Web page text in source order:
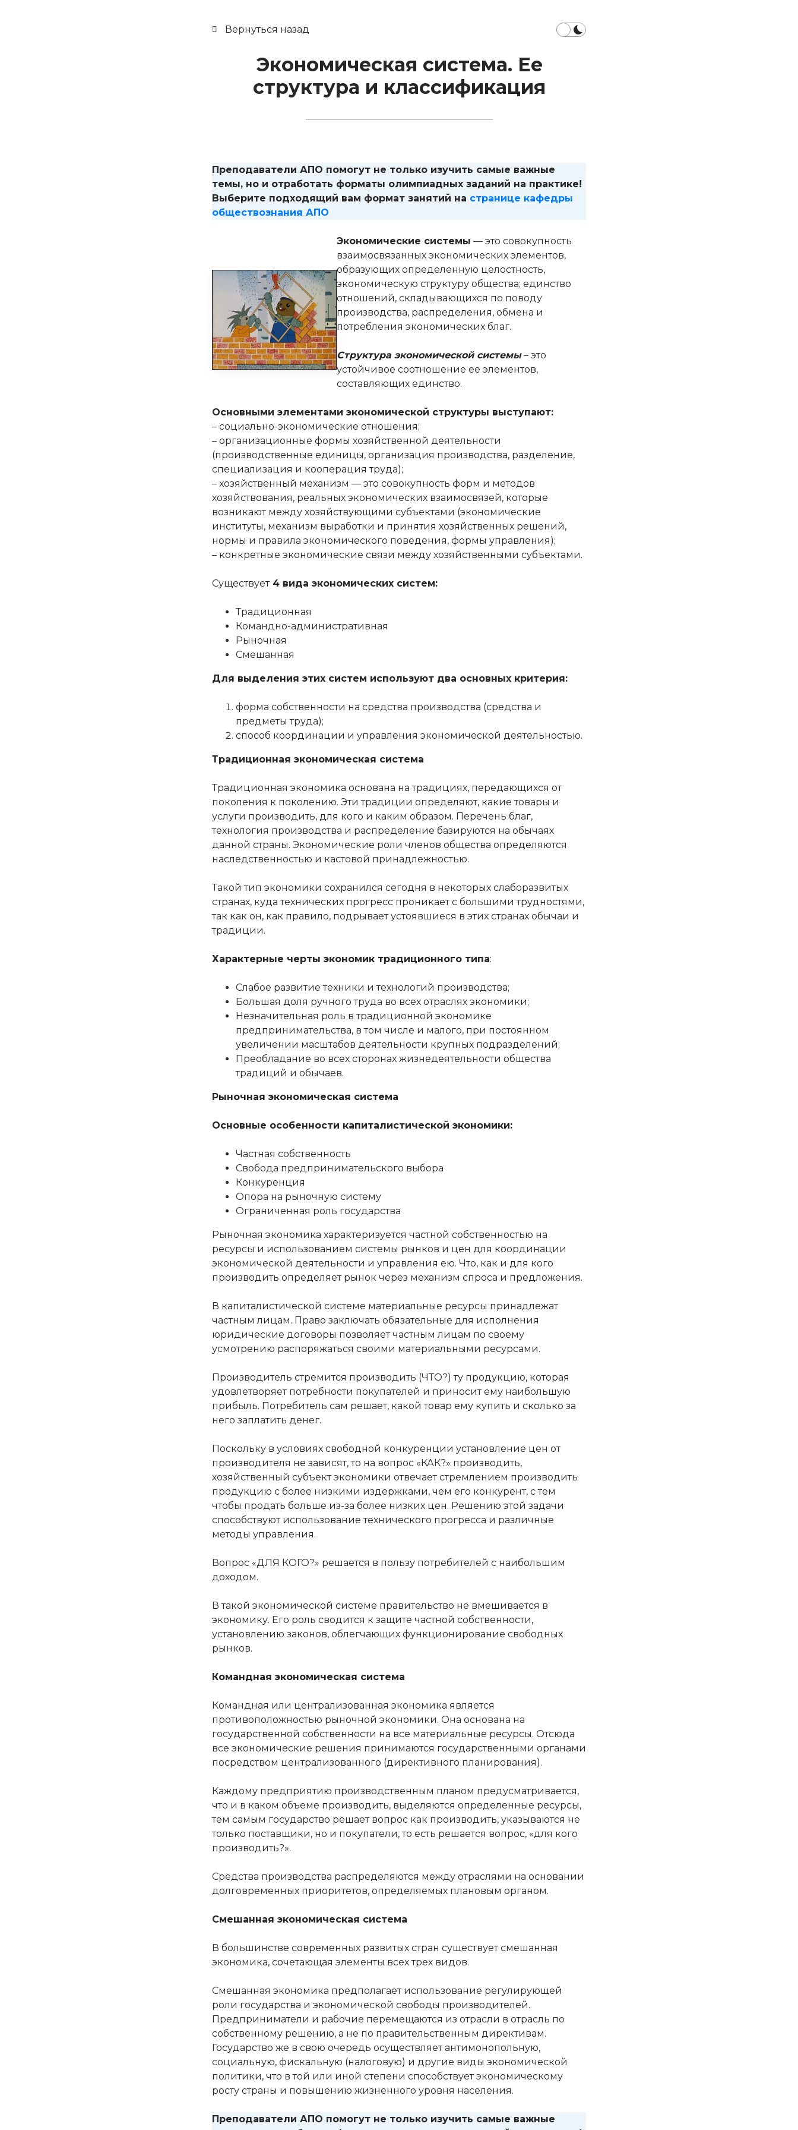
Вернуться назад
Экономическая система. Ее
структура и классификация
Преподаватели АПО помогут не только изучить самые важные
темы, но и отработать форматы олимпиадных заданий на практике!
Выберите подходящий вам формат занятий на странице кафедры
обществознания АПО
Экономические системы — это совокупность
взаимосвязанных экономических элементов,
образующих определенную целостность,
экономическую структуру общества; единство
отношений, складывающихся по поводу
производства, распределения, обмена и
потребления экономических благ.
Структура экономической системы– это
устойчивое соотношение ее элементов,
составляющих единство.
Основными элементами экономической структуры выступают:
– социально-экономические отношения;
– организационные формы хозяйственной деятельности
(производственные единицы, организация производства, разделение,
специализация и кооперация труда);
– хозяйственный механизм — это совокупность форм и методов
хозяйствования, реальных экономических взаимосвязей, которые
возникают между хозяйствующими субъектами (экономические
институты, механизм выработки и принятия хозяйственных решений,
нормы и правила экономического поведения, формы управления);
– конкретные экономические связи между хозяйственными субъектами.
Существует4 вида экономических систем:
Традиционная
Командно-административная
Рыночная
Смешанная
Для выделения этих систем используют два основных критерия:
форма собственности на средства производства (средства и
предметы труда);
способ координации и управления экономической деятельностью.
Традиционная экономическая система
Традиционная экономика основана на традициях, передающихся от
поколения к поколению. Эти традиции определяют, какие товары и
услуги производить, для кого и каким образом. Перечень благ,
технология производства и распределение базируются на обычаях
данной страны. Экономические роли членов общества определяются
наследственностью и кастовой принадлежностью.
Такой тип экономики сохранился сегодня в некоторых слаборазвитых
странах, куда технических прогресс проникает с большими трудностями,
так как он, как правило, подрывает устоявшиеся в этих странах обычаи и
традиции.
Характерные черты экономик традиционного типа:
Слабое развитие техники и технологий производства;
Большая доля ручного труда во всех отраслях экономики;
Незначительная роль в традиционной экономике
предпринимательства, в том числе и малого, при постоянном
увеличении масштабов деятельности крупных подразделений;
Преобладание во всех сторонах жизнедеятельности общества
традиций и обычаев.
Рыночная экономическая система
Основные особенности капиталистической экономики:
Частная собственность
Свобода предпринимательского выбора
Конкуренция
Опора на рыночную систему
Ограниченная роль государства
Рыночная экономика характеризуется частной собственностью на
ресурсы и использованием системы рынков и цен для координации
экономической деятельности и управления ею. Что, как и для кого
производить определяет рынок через механизм спроса и предложения.
В капиталистической системе материальные ресурсы принадлежат
частным лицам. Право заключать обязательные для исполнения
юридические договоры позволяет частным лицам по своему
усмотрению распоряжаться своими материальными ресурсами.
Производитель стремится производить (ЧТО?) ту продукцию, которая
удовлетворяет потребности покупателей и приносит ему наибольшую
прибыль. Потребитель сам решает, какой товар ему купить и сколько за
него заплатить денег.
Поскольку в условиях свободной конкуренции установление цен от
производителя не зависят, то на вопрос «КАК?» производить,
хозяйственный субъект экономики отвечает стремлением производить
продукцию с более низкими издержками, чем его конкурент, с тем
чтобы продать больше из-за более низких цен. Решению этой задачи
способствуют использование технического прогресса и различные
методы управления.
Вопрос «ДЛЯ КОГО?» решается в пользу потребителей с наибольшим
доходом.
В такой экономической системе правительство не вмешивается в
экономику. Его роль сводится к защите частной собственности,
установлению законов, облегчающих функционирование свободных
рынков.
Командная экономическая система
Командная или централизованная экономика является
противоположностью рыночной экономики. Она основана на
государственной собственности на все материальные ресурсы. Отсюда
все экономические решения принимаются государственными органами
посредством централизованного (директивного планирования).
Каждому предприятию производственным планом предусматривается,
что и в каком объеме производить, выделяются определенные ресурсы,
тем самым государство решает вопрос как производить, указываются не
только поставщики, но и покупатели, то есть решается вопрос, «для кого
производить?».
Средства производства распределяются между отраслями на основании
долговременных приоритетов, определяемых плановым органом.
Смешанная экономическая система
В большинстве современных развитых стран существует смешанная
экономика, сочетающая элементы всех трех видов.
Смешанная экономика предполагает использование регулирующей
роли государства и экономической свободы производителей.
Предприниматели и рабочие перемещаются из отрасли в отрасль по
собственному решению, а не по правительственным директивам.
Государство же в свою очередь осуществляет антимонопольную,
социальную, фискальную (налоговую) и другие виды экономической
политики, что в той или иной степени способствует экономическому
росту страны и повышению жизненного уровня населения.
Преподаватели АПО помогут не только изучить самые важные